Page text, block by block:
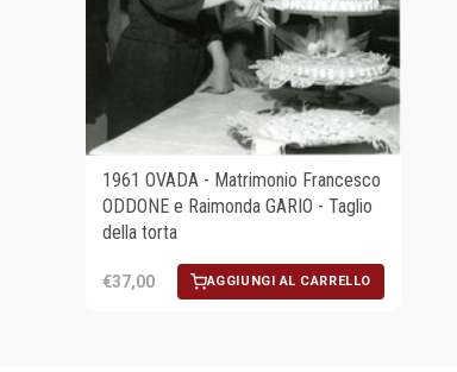
1961 OVADA - Matrimonio Francesco
ODDONE e Raimonda GARIO - Taglio
della torta
€37,00 AGGIUNGI AL CARRELLO